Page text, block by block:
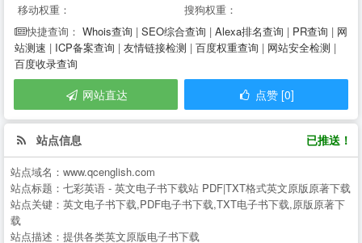
移动权重：
搜狗权重：
快捷查询： Whois查询 | SEO综合查询 | Alexa排名查询 | PR查询 | 网
站测速 | ICP备案查询 | 友情链接检测 | 百度权重查询 | 网站安全检测 |
百度收录查询
网站直达 点赞 [0]
站点信息 已推送！
站点域名： www.qcenglish.com
站点标题： 七彩英语 - 英文电子书下载站 PDF|TXT格式英文原版原著下载
站点关键： 英文电子书下载,PDF电子书下载,TXT电子书下载,原版原著下
载
站点描述： 提供各类英文原版电子书下载